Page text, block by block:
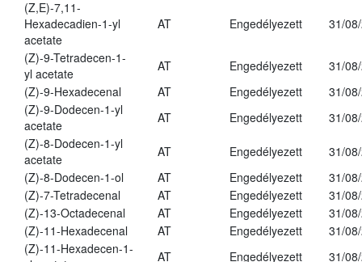
(Z,E)-7,11-
Hexadecadien-1-yl
acetate
AT Engedélyezett 31/
(Z)-9-Tetradecen-1-
yl acetate
AT Engedélyezett
31/
(Z)-9-Hexadecenal
AT Engedélyezett
31/
(Z)-9-Dodecen-1-yl
acetate
AT Engedélyezett
31/
(Z)-8-Dodecen-1-yl
acetate
AT Engedélyezett
31/
(Z)-8-Dodecen-1-ol
AT Engedélyezett
31/
(Z)-7-Tetradecenal
AT Engedélyezett
31/
(Z)-13-Octadecenal
AT Engedélyezett
31/
(Z)-11-Hexadecenal
AT Engedélyezett
31/
(Z)-11-Hexadecen-1-
AT Engedélyezett
31/